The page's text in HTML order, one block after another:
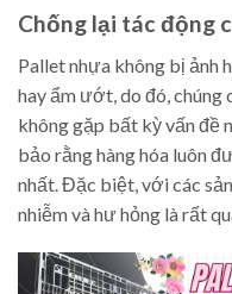
Chống lại tác động
Pallet nhựa không bị ảnh
hay ẩm ướt, do đó, chúng
không gặp bất kỳ vấn đề
bảo rằng hàng hóa luôn
nhất. Đặc biệt, với các
nhiễm và hư hỏng là rất